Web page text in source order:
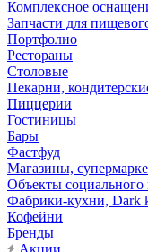
Комплексное
Запчасти для
Портфолио
Рестораны
Столовые
Пекарни,
Пиццерии
Гостиницы
Бары
Фастфуд
Магазины,
Объекты социального
Фабрики-кухни, Dark
Кофейни
Бренды
Акции